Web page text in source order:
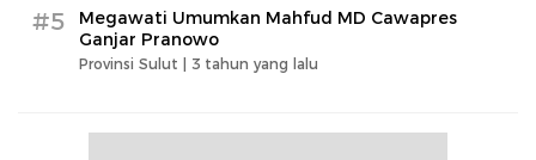
#5
Megawati Umumkan Mahfud MD Cawapres
Ganjar Pranowo
Provinsi Sulut | 3 tahun yang lalu